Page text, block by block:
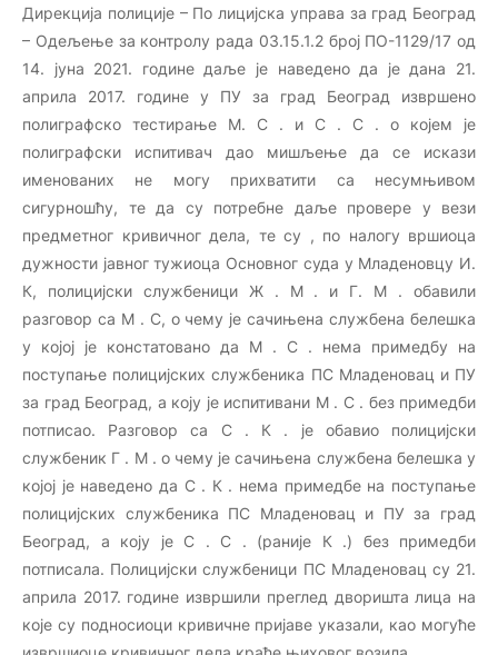
Дирекција полиције – По лицијска управа за град Београд
– Одељење за контролу рада 03.15.1.2 број ПО-1129/17 од
14. јуна 2021. године даље је наведено да je дана 21.
априла 2017. године у ПУ за град Београд извршено
полиграфско тестирање М. С . и С . С . о којем је
полиграфски испитивач дао мишљење да се искази
именованих не могу прихватити са несумњивом
сигурношћу, те да су потребне даље провере у вези
предметног кривичног дела, те су , по налогу вршиоца
дужности јавног тужиоца Основног суда у Младеновцу И.
К, полицијски службеници Ж . М . и Г. М . обавили
разговор са М . С, о чему је сачињена службена белешка
у којој је констатовано да М . С . нема примедбу на
поступање полицијских службеника ПС Младеновац и ПУ
за град Београд, а коју је испитивани М . С . без примедби
потписао. Разговор са С . К . је обавио полицијски
службеник Г . М . о чему је сачињена службена белешка у
којој је наведено да С . К . нема примедбе на поступање
полицијских службеника ПС Младеновац и ПУ за град
Београд, а коју је С . С . (раније К .) без примедби
потписала. Полицијски службеници ПС Младеновац су 21.
априла 2017. године извршили преглед дворишта лица на
које су подносиоци кривичне пријаве указали, као могуће